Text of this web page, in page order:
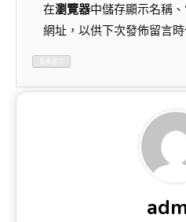
在瀏覽器中儲存顯示名稱
網址，以供下次發佈留言時